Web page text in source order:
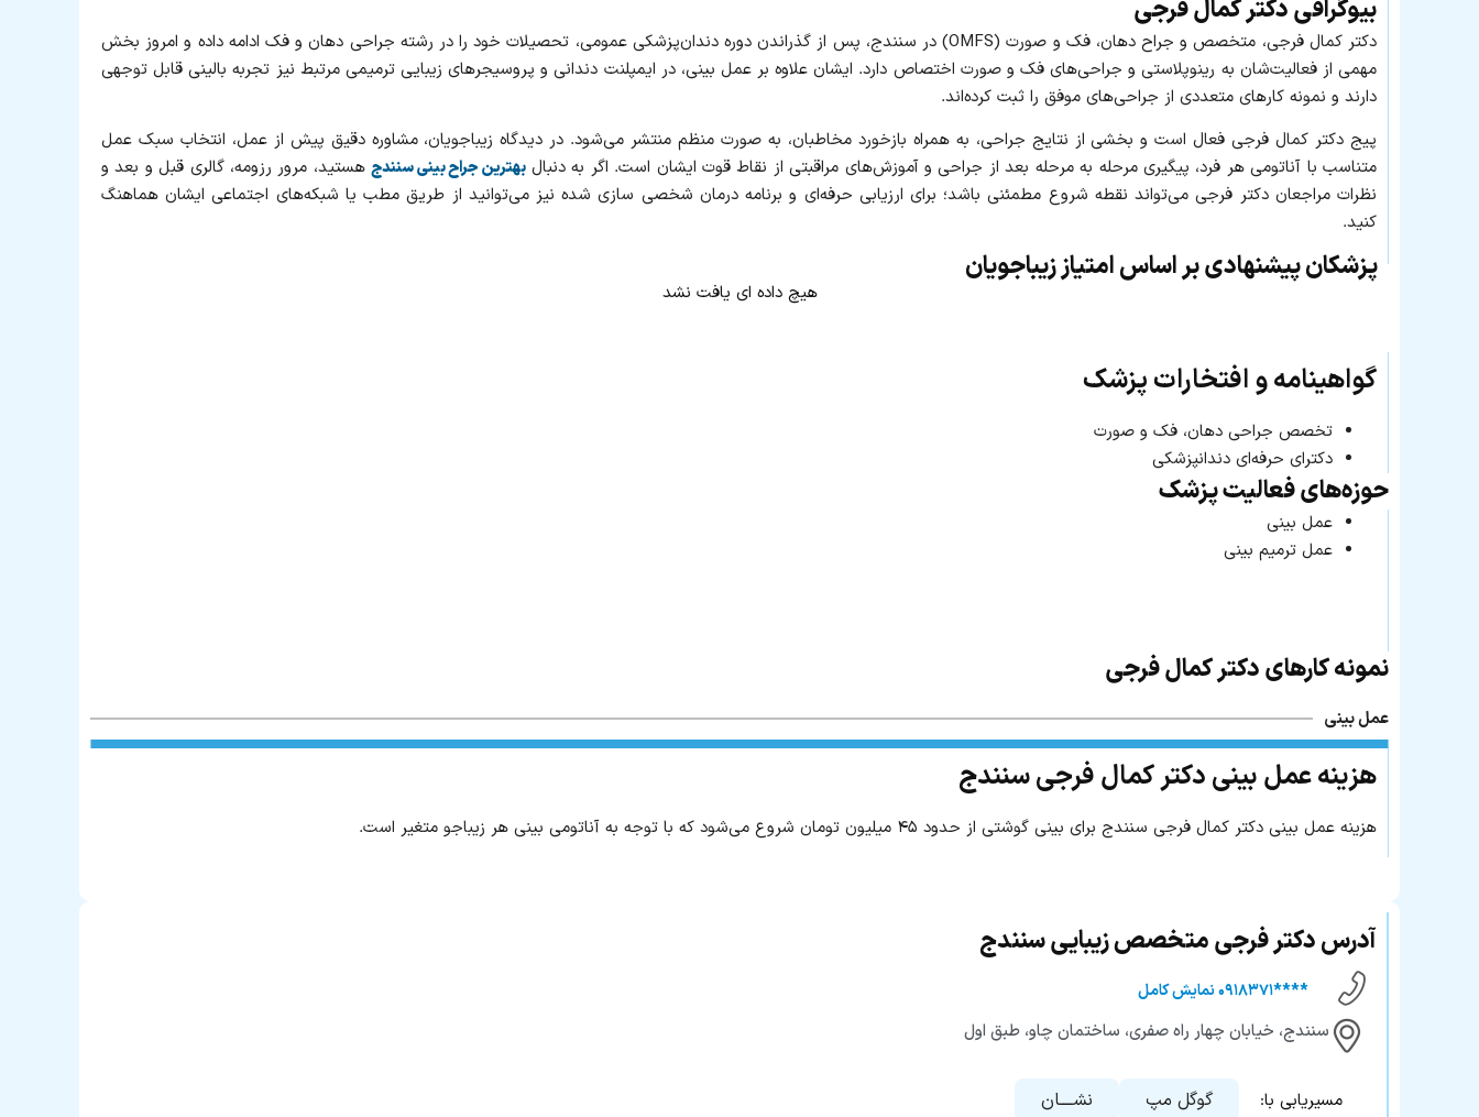
بیوگرافی دکتر کمال فرجی
دکتر کمال فرجی، متخصص و جراح دهان، فک و صورت (OMFS) در سنندج، پس از گذراندن دوره دندان‌پزشکی عمومی، تحصیلات خود را در رشته جراحی دهان و فک ادامه داده و امروز بخش
مهمی از فعالیت‌شان به رینوپلاستی و جراحی‌های فک و صورت اختصاص دارد. ایشان علاوه بر عمل بینی، در ایمپلنت دندانی و پروسیجرهای زیبایی ترمیمی مرتبط نیز تجربه بالینی قابل‌ توجهی
دارند و نمونه‌ کارهای متعددی از جراحی‌های موفق را ثبت کرده‌اند.
پیج دکتر کمال فرجی فعال است و بخشی از نتایج جراحی، به‌ همراه بازخورد مخاطبان، به‌ صورت منظم منتشر می‌شود. در دیدگاه زیباجویان، مشاوره دقیق پیش از عمل، انتخاب سبک عمل
متناسب با آناتومی هر فرد، پیگیری مرحله‌ به‌ مرحله بعد از جراحی و آموزش‌های مراقبتی از نقاط قوت ایشان است. اگر به‌ دنبالبهترین جراح بینی سنندجهستید، مرور رزومه، گالری قبل‌ و‌ بعد و
نظرات مراجعان دکتر فرجی می‌تواند نقطه‌ شروع مطمئنی باشد؛ برای ارزیابی حرفه‌ای و برنامه درمان شخصی‌ سازی‌ شده نیز می‌توانید از طریق مطب یا شبکه‌های اجتماعی ایشان هماهنگ
کنید.
پزشکان پیشنهادی بر اساس امتیاز زیباجویان
هیچ داده ای یافت نشد
گواهینامه و افتخارات پزشک
تخصص جراحی دهان، فک و صورت
دکترای حرفه‌ای دندانپزشکی
حوزه‌های فعالیت پزشک
عمل بینی
عمل ترمیم بینی
نمونه کارهای دکتر کمال فرجی
عمل بینی
هزینه عمل بینی دکتر کمال فرجی سنندج
هزینه عمل بینی دکتر کمال فرجی سنندج برای بینی گوشتی از حدود ۴۵ میلیون تومان شروع می‌شود که با توجه به آناتومی بینی هر زیباجو متغیر است.
آدرس دکتر فرجی متخصص زیبایی سنندج
****۰۹۱۸۳۷۱ نمایش کامل
سنندج، خیابان چهار راه صفری، ساختمان چاو، طبق اول
مسیریابی با: گوگل مپ نشــــان